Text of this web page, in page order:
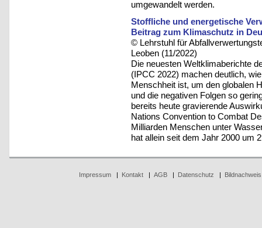
umgewandelt werden.
Stoffliche und energetische
Beitrag zum Klimaschutz in
© Lehrstuhl für
Leoben (11/2022)
Die neuesten Weltklimaberichte
(IPCC 2022) machen deutlich,
Menschheit ist, um den globalen
und die negativen Folgen so
bereits heute gravierende
Nations Convention to Combat
Milliarden Menschen unter
hat allein seit dem Jahr 2000 um
Impressum| Kontakt| AGB| Datenschutz Bildnachweis